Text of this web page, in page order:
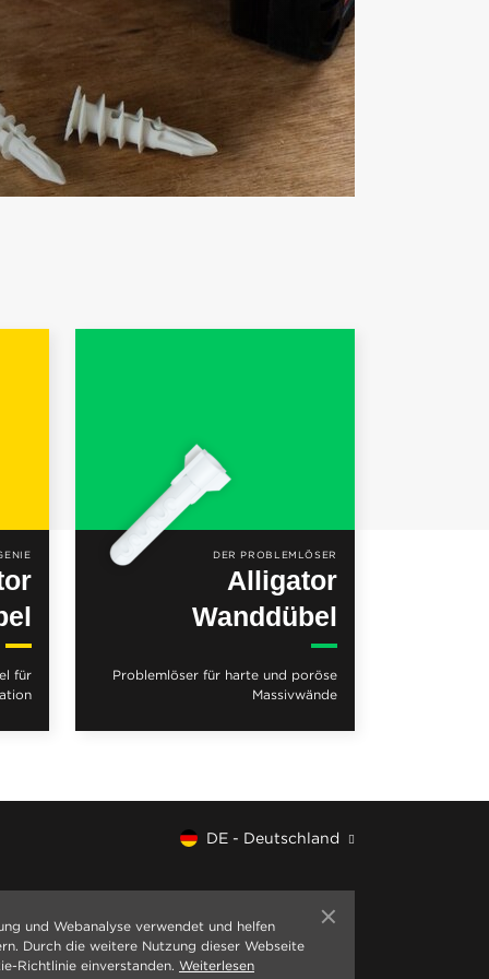
für
DER PROBLEMLÖSER
Alligator
Wanddübel
Problemlöser für harte und poröse
Massivwände
DE - Deutschland
und Webanalyse verwendet und helfen
Durch die weitere Nutzung dieser Webseite
Richtlinie einverstanden. Weiterlesen